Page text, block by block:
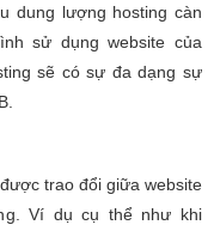
dung lượng hosting càn
sử dụng website của
sẽ có sự đa dạng sự
trao đổi giữa website
Ví dụ cụ thể như khi